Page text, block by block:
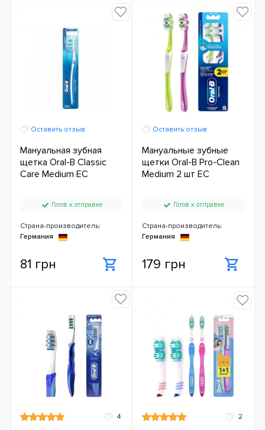
Оставить отзыв
Мануальная зубная
щетка Oral-B Classic
Care Medium ЕС
Готов к отправке
Страна-производитель:
Германия
81 грн
Оставить отзыв
Мануальные зубные
щетки Oral-B Pro-Clean
Medium 2 шт ЕС
Готов к отправке
Страна-производитель:
Германия
179 грн
4 2